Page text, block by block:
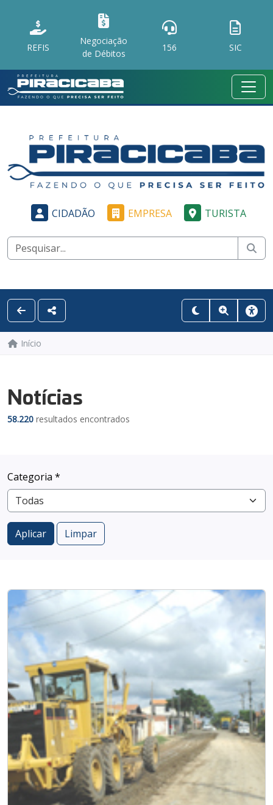
REFIS
Negociação
de Débitos
156 SIC
CIDADÃO EMPRESA TURISTA
Início
Notícias
58.220 resultados encontrados
Categoria *
Aplicar Limpar